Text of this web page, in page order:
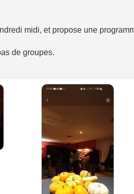
midi, et propose une
de groupes.